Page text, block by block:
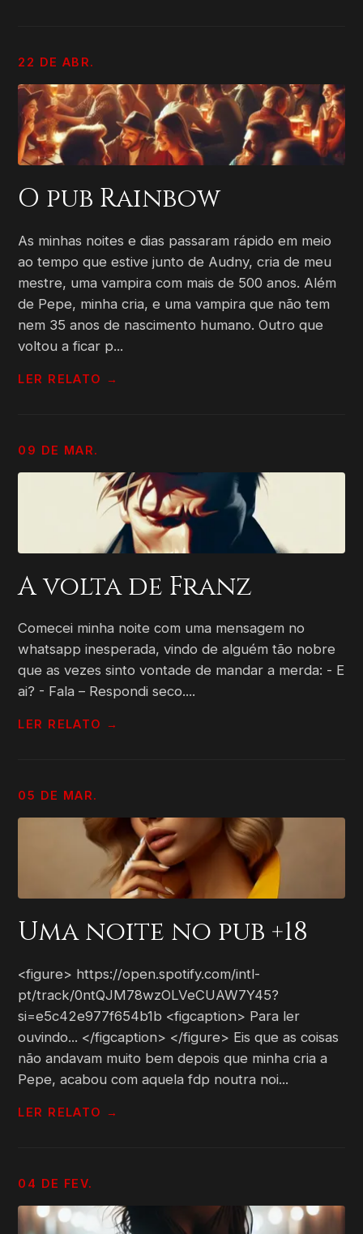
22 DE ABR.
O pub Rainbow
As minhas noites e dias passaram rápido em meio
ao tempo que estive junto de Audny, cria de meu
mestre, uma vampira com mais de 500 anos. Além
de Pepe, minha cria, e uma vampira que não tem
nem 35 anos de nascimento humano. Outro que
voltou a ficar p...
LER RELATO →
09 DE MAR.
A volta de Franz
Comecei minha noite com uma mensagem no
whatsapp inesperada, vindo de alguém tão nobre
que as vezes sinto vontade de mandar a merda: - E
ai? - Fala – Respondi seco....
LER RELATO →
05 DE MAR.
Uma noite no pub +18
<figure> https://open.spotify.com/intl-
pt/track/0ntQJM78wzOLVeCUAW7Y45?
si=e5c42e977f654b1b <figcaption> Para ler
ouvindo... </figcaption> </figure> Eis que as coisas
não andavam muito bem depois que minha cria a
Pepe, acabou com aquela fdp noutra noi...
LER RELATO →
04 DE FEV.